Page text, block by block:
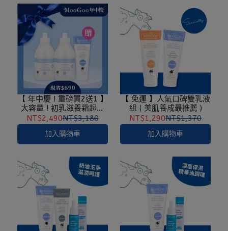
【 年中慶 ! 重磅買2送1 】
大容量 ! 初乳滋養霜超值
組 ( 加贈，初乳滋養霜
200g ) -人氣乳液No.1
NT$2,490NT$3,180
加入購物車
【 免運 】人氣口碑雙乳液
組 ( 美肌養成最推薦 )
NT$1,290NT$1,370
加入購物車